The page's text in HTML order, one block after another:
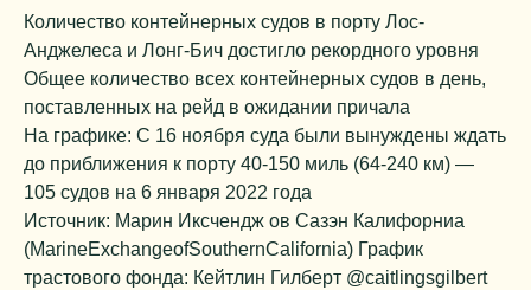
Количество контейнерных судов в порту Лос-
Анджелеса и Лонг-Бич достигло рекордного уровня
Общее количество всех контейнерных судов в день,
поставленных на рейд в ожидании причала
На графике: С 16 ноября суда были вынуждены ждать
до приближения к порту 40-150 миль (64-240 км) —
105 судов на 6 января 2022 года
Источник: Марин Иксчендж ов Сазэн Калифорниа
(MarineExchangeofSouthernCalifornia) График
трастового фонда: Кейтлин Гилберт @caitlingsgilbert